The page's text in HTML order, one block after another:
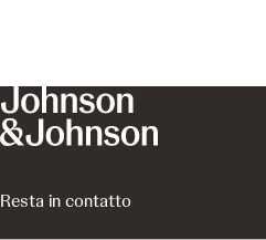
Resta in contatto